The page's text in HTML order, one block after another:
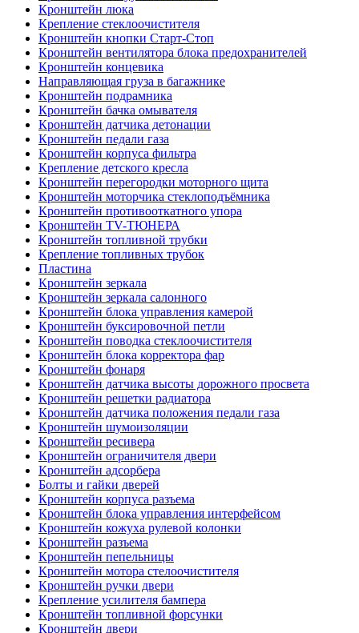
Кронштейн люка
Крепление стеклоочистителя
Кронштейн кнопки Старт-Стоп
Кронштейн вентилятора блока предохранителей
Кронштейн концевика
Направляющая груза в багажнике
Кронштейн подрамника
Кронштейн бачка омывателя
Кронштейн датчика детонации
Кронштейн педали газа
Кронштейн корпуса фильтра
Крепление детского кресла
Кронштейн перегородки моторного щита
Кронштейн моторчика стеклоподъёмника
Кронштейн противооткатного упора
Кронштейн TV-ТЮНЕРА
Кронштейн топливной трубки
Крепление топливных трубок
Пластина
Кронштейн зеркала
Кронштейн зеркала салонного
Кронштейн блока управления камерой
Кронштейн буксировочной петли
Кронштейн поводка стеклоочистителя
Кронштейн блока корректора фар
Кронштейн фонаря
Кронштейн датчика высоты дорожного просвета
Кронштейн решетки радиатора
Кронштейн датчика положения педали газа
Кронштейн шумоизоляции
Кронштейн ресивера
Кронштейн ограничителя двери
Кронштейн адсорбера
Болты и гайки дверей
Кронштейн корпуса разъема
Кронштейн блока управления интерфейсом
Кронштейн кожуха рулевой колонки
Кронштейн разъема
Кронштейн пепельницы
Кронштейн мотора стелоочистителя
Кронштейн ручки двери
Крепление усилителя бампера
Кронштейн топливной форсунки
Кронштейн двери